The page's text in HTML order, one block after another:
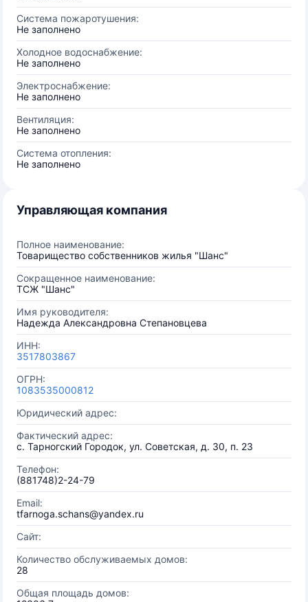
Система пожаротушения:
Не заполнено
Холодное водоснабжение:
Не заполнено
Электроснабжение:
Не заполнено
Вентиляция:
Не заполнено
Система отопления:
Не заполнено
Управляющая компания
Полное наименование:
Товарищество собственников жилья "Шанс"
Сокращенное наименование:
ТСЖ "Шанс"
Имя руководителя:
Надежда Александровна Степановцева
ИНН:
3517803867
ОГРН:
1083535000812
Юридический адрес:
Фактический адрес:
с. Тарногский Городок, ул. Советская, д. 30, п. 23
Телефон:
(881748)2-24-79
Email:
tfarnoga.schans@yandex.ru
Сайт:
Количество обслуживаемых домов:
28
Общая площадь домов: